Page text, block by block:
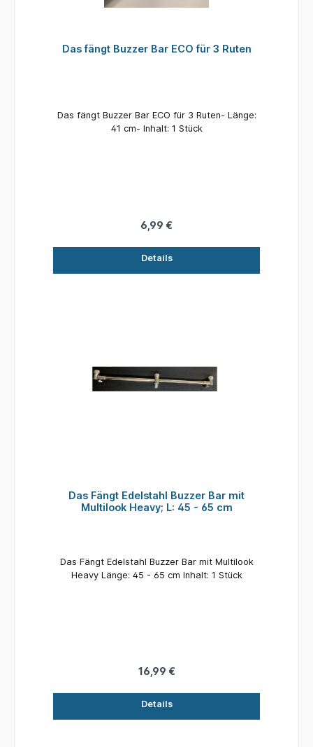
Das fängt Buzzer Bar ECO für 3 Ruten
Das fängt Buzzer Bar ECO für 3 Ruten- Länge:
41 cm- Inhalt: 1 Stück
6,99 €
Details
Das Fängt Edelstahl Buzzer Bar mit
Multilook Heavy; L: 45 - 65 cm
Das Fängt Edelstahl Buzzer Bar mit Multilook
Heavy Länge: 45 - 65 cm Inhalt: 1 Stück
16,99 €
Details